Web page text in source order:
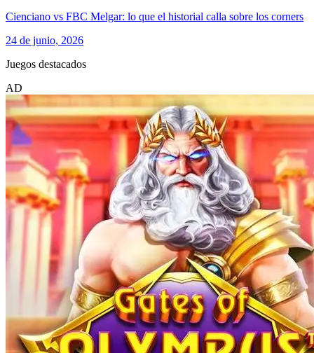
Cienciano vs FBC Melgar: lo que el historial calla sobre los corners
24 de junio, 2026
Juegos destacados
AD